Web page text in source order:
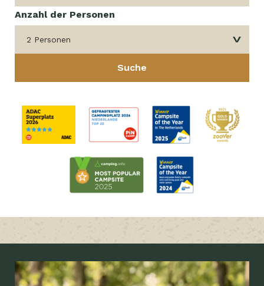
Anzahl der Personen
2 Personen
Suche